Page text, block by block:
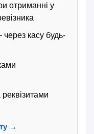
отриманні у
касу будь-
→